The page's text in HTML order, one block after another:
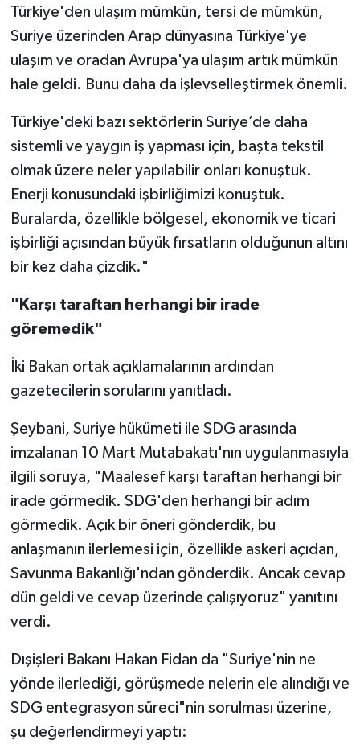
Türkiye'den ulaşım mümkün, tersi de mümkün,
Suriye üzerinden Arap dünyasına Türkiye'ye
ulaşım ve oradan Avrupa'ya ulaşım artık mümkün
hale geldi. Bunu daha da işlevselleştirmek önemli.
Türkiye'deki bazı sektörlerin Suriye’de daha
sistemli ve yaygın iş yapması için, başta tekstil
olmak üzere neler yapılabilir onları konuştuk.
Enerji konusundaki işbirliğimizi konuştuk.
Buralarda, özellikle bölgesel, ekonomik ve ticari
işbirliği açısından büyük fırsatların olduğunun altını
bir kez daha çizdik."
"Karşı taraftan herhangi bir irade
göremedik"
İki Bakan ortak açıklamalarının ardından
gazetecilerin sorularını yanıtladı.
Şeybani, Suriye hükümeti ile SDG arasında
imzalanan 10 Mart Mutabakatı'nın uygulanmasıyla
ilgili soruya, "Maalesef karşı taraftan herhangi bir
irade görmedik. SDG'den herhangi bir adım
görmedik. Açık bir öneri gönderdik, bu
anlaşmanın ilerlemesi için, özellikle askeri açıdan,
Savunma Bakanlığı'ndan gönderdik. Ancak cevap
dün geldi ve cevap üzerinde çalışıyoruz" yanıtını
verdi.
Dışişleri Bakanı Hakan Fidan da "Suriye'nin ne
yönde ilerlediği, görüşmede nelerin ele alındığı ve
SDG entegrasyon süreci"nin sorulması üzerine,
şu değerlendirmeyi yaptı: